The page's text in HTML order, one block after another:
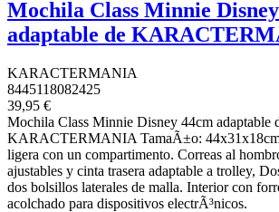
Mochila Class Minnie
adaptable de
KARACTERMANIA
8445118082425
39,95 €
Mochila Class Minnie Disney 44cm adaptable
KARACTERMANIA TamaÃ±o:
ligera con un compartimento. Correas al
ajustables y cinta trasera adaptable a trolley,
dos bolsillos laterales de malla. Interior con
acolchado para dispositivos electrÃ³nicos.